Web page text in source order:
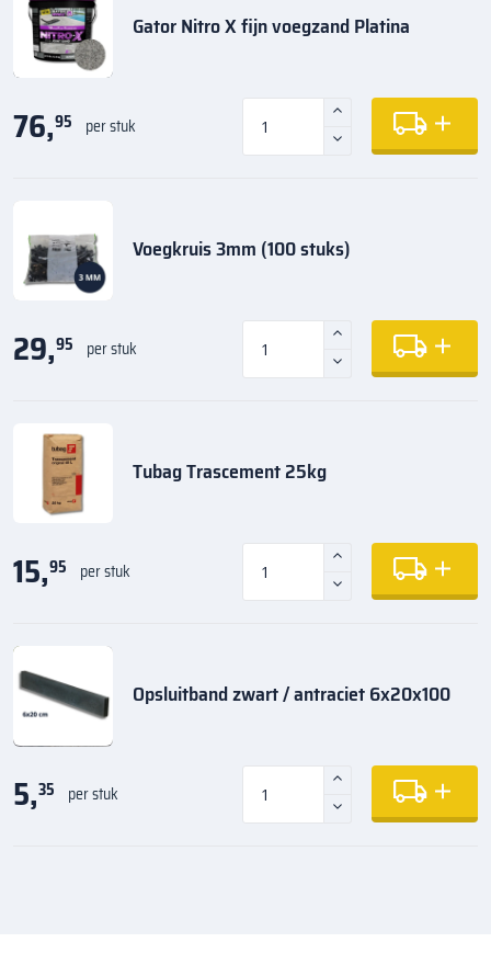
Gator Nitro X fijn voegzand Platina
76,95 per stuk
Voegkruis 3mm (100 stuks)
29,95 per stuk
Tubag Trascement 25kg
15,95 per stuk
Opsluitband zwart / antraciet 6x20x100
5,35 per stuk